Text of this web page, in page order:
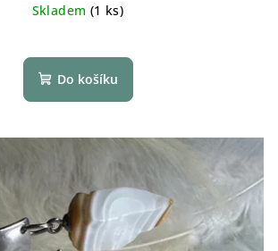
Skladem (1 ks)
Do košíku